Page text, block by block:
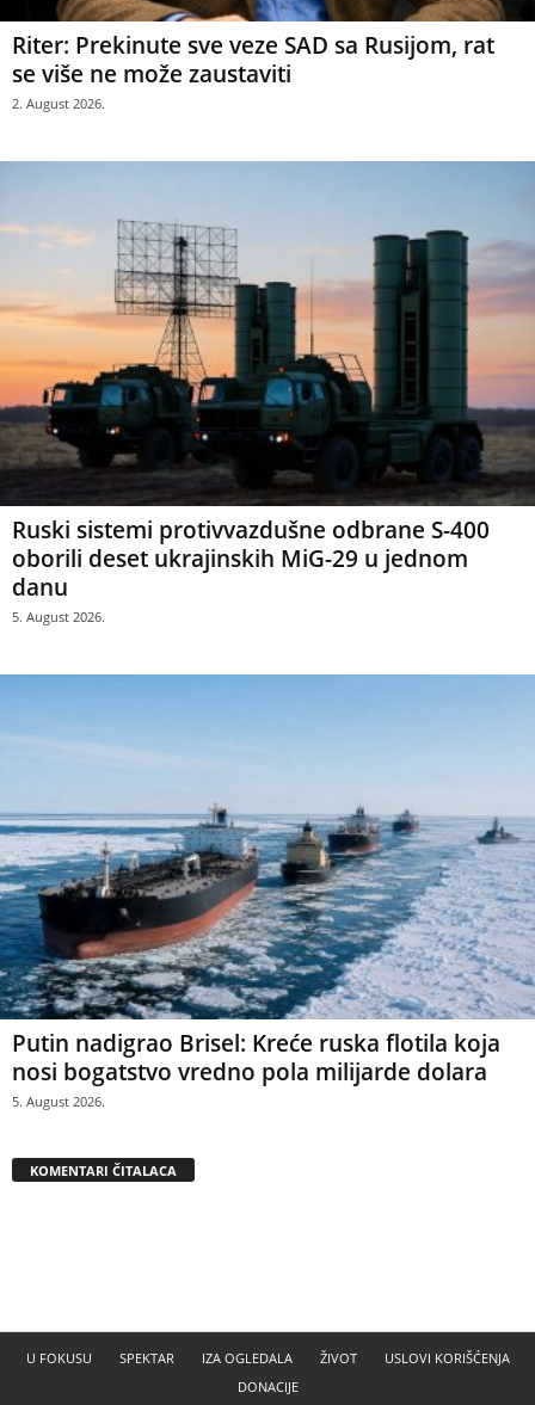
Riter: Prekinute sve veze SAD sa Rusijom, rat
se više ne može zaustaviti
2. August 2026.
Ruski sistemi protivvazdušne odbrane S-400
oborili deset ukrajinskih MiG-29 u jednom
danu
5. August 2026.
Putin nadigrao Brisel: Kreće ruska flotila koja
nosi bogatstvo vredno pola milijarde dolara
5. August 2026.
KOMENTARI ČITALACA
U FOKUSU SPEKTAR IZA OGLEDALA ŽIVOT
USLOVI KORIŠĆENJA
DONACIJE